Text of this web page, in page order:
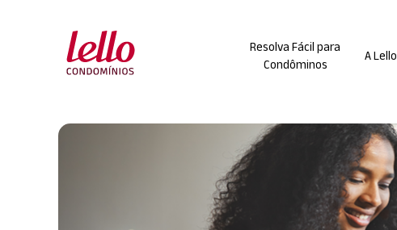
Resolva Fácil para
Condôminos
A Lello